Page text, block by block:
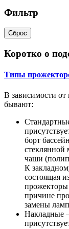
Фильтр
Сброс
Коротко о
Типы
В зависимости от
бывают:
борт
стеклянной
чаши
К
состоящая
прожекторы
причине
замены
Накладные